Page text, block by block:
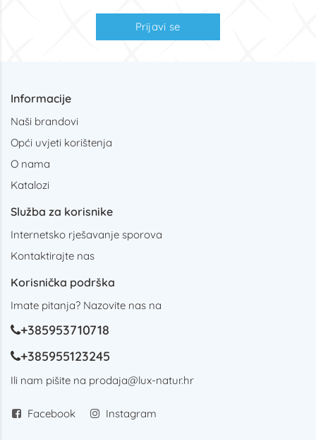
Prijavi se
Informacije
Naši brandovi
Opći uvjeti korištenja
O nama
Katalozi
Služba za korisnike
Internetsko rješavanje sporova
Kontaktirajte nas
Korisnička podrška
Imate pitanja? Nazovite nas na
+385953710718
+385955123245
Ili nam pišite na prodaja@lux-natur.hr
Facebook Instagram